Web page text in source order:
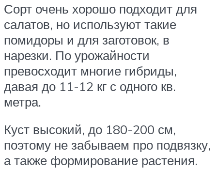
Сорт очень хорошо подходит для
салатов, но используют такие
помидоры и для заготовок, в
нарезки. По урожайности
превосходит многие гибриды,
давая до 11-12 кг с одного кв.
метра.
Куст высокий, до 180-200 см,
поэтому не забываем про подвязку,
а также формирование растения.